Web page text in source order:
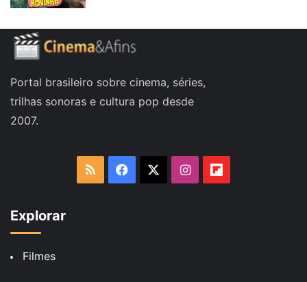
Portal brasileiro sobre cinema, séries,
trilhas sonoras e cultura pop desde
2007.
RSS Facebook InstagramFlipboard
Explorar
Filmes